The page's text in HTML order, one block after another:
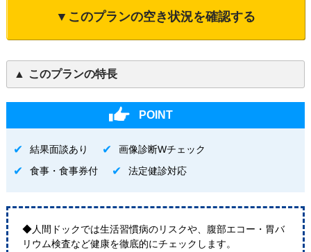
▼このプランの空き状況を確認する
このプランの特長
POINT
結果面談あり
画像診断Wチェック
食事・食事券付
法定健診対応
◆人間ドックでは生活習慣病のリスクや、腹部エコー・胃バ
リウム検査など健康を徹底的にチェックします。